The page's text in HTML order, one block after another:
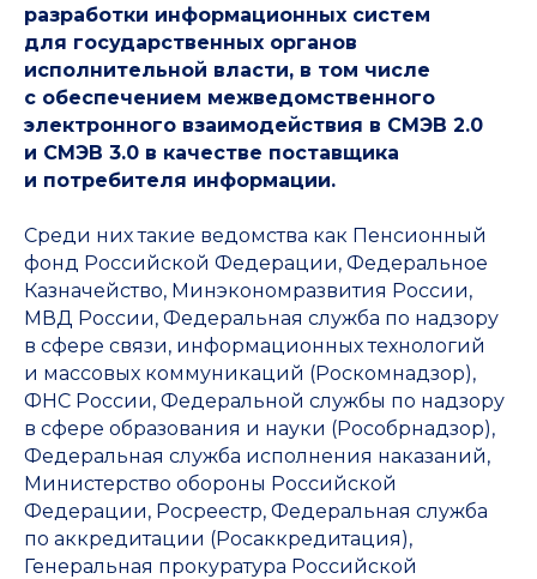
разработки информационных систем
для государственных органов
исполнительной власти, в том числе
с обеспечением межведомственного
электронного взаимодействия в СМЭВ 2.0
и СМЭВ 3.0 в качестве поставщика
и потребителя информации.
Среди них такие ведомства как Пенсионный
фонд Российской Федерации, Федеральное
Казначейство, Минэкономразвития России,
МВД России, Федеральная служба по надзору
в сфере связи, информационных технологий
и массовых коммуникаций (Роскомнадзор),
ФНС России, Федеральной службы по надзору
в сфере образования и науки (Рособрнадзор),
Федеральная служба исполнения наказаний,
Министерство обороны Российской
Федерации, Росреестр, Федеральная служба
по аккредитации (Росаккредитация),
Генеральная прокуратура Российской